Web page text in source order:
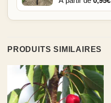
PRODUITS SIMILAIRES